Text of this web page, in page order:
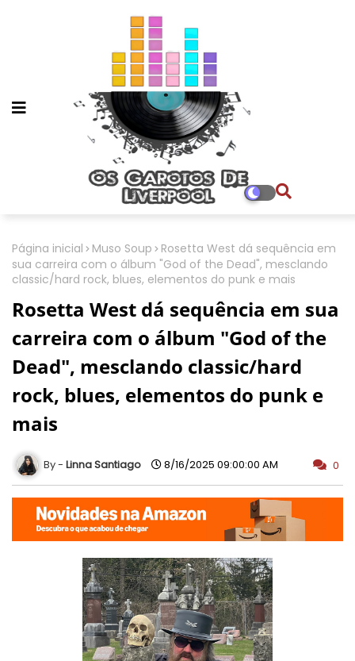
Página inicial Muso Soup
Rosetta West dá sequência em
sua carreira com o álbum "God of the Dead", mesclando
classic/hard rock, blues, elementos do punk e mais
Rosetta West dá sequência em sua
carreira com o álbum "God of the
Dead", mesclando classic/hard
rock, blues, elementos do punk e
mais
Linna Santiago 8/16/2025 09:00:00 AM 0